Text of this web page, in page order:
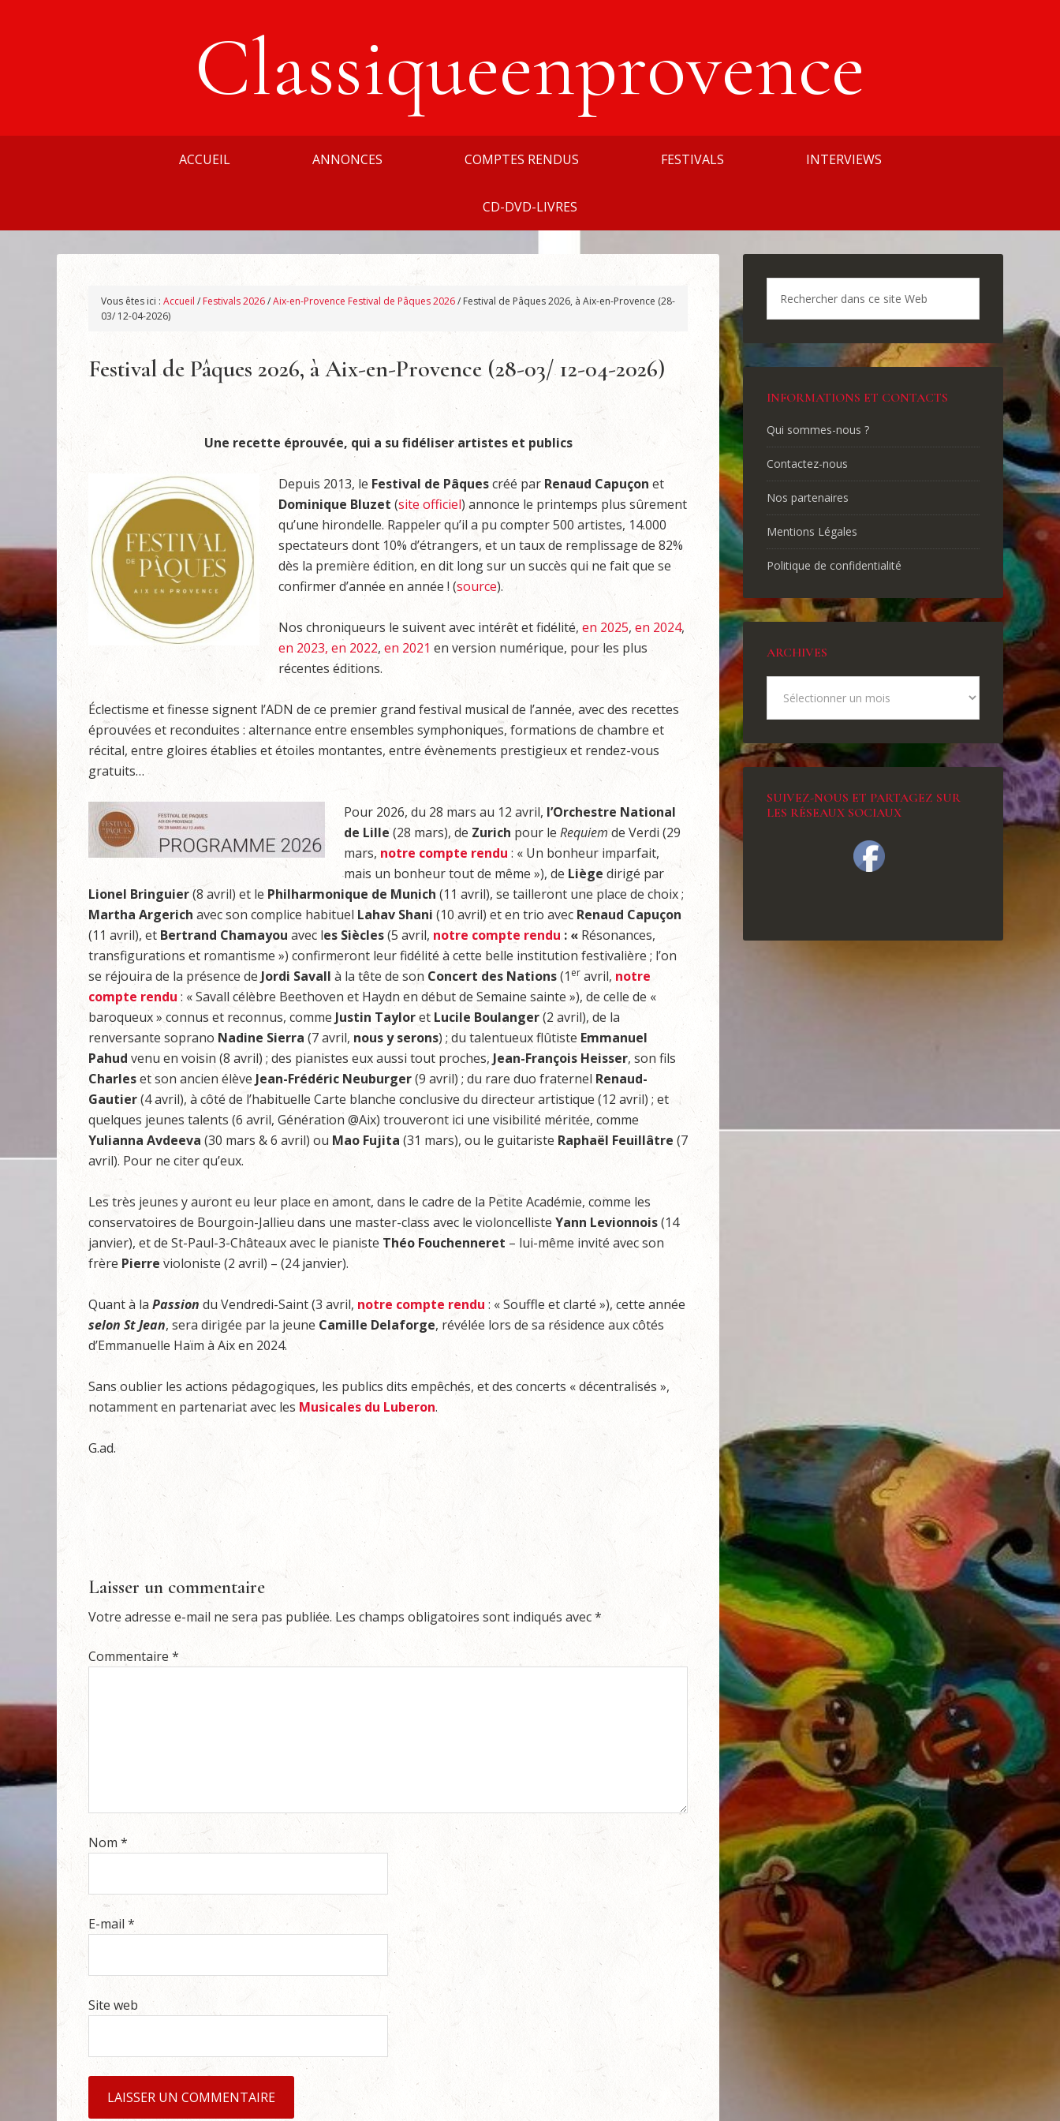
Classiqueenprovence
ACCUEIL ANNONCES COMPTES RENDUS FESTIVALS INTERVIEWS
CD-DVD-LIVRES
Vous êtes ici : Accueil / Festivals 2026/Aix-en-Provence Festival de Pâques 2026/ Festival de Pâques 2026, à Aix-en-Provence (28-
03/ 12-04-2026)
Festival de Pâques 2026, à Aix-en-Provence (28-03/ 12-04-2026)
Une recette éprouvée, qui a su fidéliser artistes et publics
Depuis 2013, le Festival de Pâquescréé par Renaud Capuçon et
Dominique Bluzet (site officiel) annonce le printemps plus sûrement
qu’une hirondelle. Rappeler qu’il a pu compter 500 artistes, 14.000
spectateurs dont 10% d’étrangers, et un taux de remplissage de 82%
dès la première édition, en dit long sur un succès qui ne fait que se
confirmer d’année en année ! (source).
Nos chroniqueurs le suivent avec intérêt et fidélité, en 2025, en 2024,
en 2023, en 2022, en 2021 en version numérique, pour les plus
récentes éditions.
Éclectisme et finesse signent l’ADN de ce premier grand festival musical de l’année, avec des recettes
éprouvées et reconduites : alternance entre ensembles symphoniques, formations de chambre et
récital, entre gloires établies et étoiles montantes, entre évènements prestigieux et rendez-vous
gratuits…
Pour 2026, du 28 mars au 12 avril, l’Orchestre National
de Lille(28 mars), de Zurich pour leRequiem de Verdi (29
mars, notre compte rendu : « Un bonheur imparfait,
mais un bonheur tout de même »), de Liège dirigé par
Lionel Bringuier(8 avril) et le Philharmonique de Munich (11 avril), se tailleront une place de choix ;
Martha Argerich avec son complice habituel Lahav Shani (10 avril) et en trio avec Renaud Capuçon
(11 avril), et Bertrand Chamayou avec les Siècles(5 avril, notre compte rendu: « Résonances,
transfigurations et romantisme ») confirmeront leur fidélité à cette belle institution festivalière ; l’on
se réjouira de la présence de Jordi Savall à la tête de son Concert des Nations(1 er avril, notre
compte rendu : « Savall célèbre Beethoven et Haydn en début de Semaine sainte »), de celle de «
baroqueux » connus et reconnus, comme Justin Tayloret Lucile Boulanger(2 avril), de la
renversante soprano Nadine Sierra (7 avril, nous y serons) ; du talentueux flûtiste Emmanuel
Pahud venu en voisin (8 avril) ; des pianistes eux aussi tout proches, Jean-François Heisser, son fils
Charleset son ancien élève Jean-Frédéric Neuburger(9 avril) ; du rare duo fraternel Renaud-
Gautier(4 avril), à côté de l’habituelle Carte blanche conclusive du directeur artistique (12 avril) ; et
quelques jeunes talents (6 avril, Génération @Aix) trouveront ici une visibilité méritée, comme
Yulianna Avdeeva (30 mars & 6 avril) ou Mao Fujita (31 mars), ou le guitariste Raphaël Feuillâtre (7
avril). Pour ne citer qu’eux.
Les très jeunes y auront eu leur place en amont, dans le cadre de la Petite Académie, comme les
conservatoires de Bourgoin-Jallieu dans une master-class avec le violoncelliste Yann Levionnois(14
janvier), et de St-Paul-3-Châteaux avec le pianiste Théo Fouchenneret – lui-même invité avec son
frère Pierrevioloniste (2 avril) – (24 janvier).
Quant à la Passion du Vendredi-Saint (3 avril, notre compte rendu : « Souffle et clarté »), cette année
selon St Jean, sera dirigée par la jeune Camille Delaforge, révélée lors de sa résidence aux côtés
d’Emmanuelle Haïm à Aix en 2024.
Sans oublier les actions pédagogiques, les publics dits empêchés, et des concerts « décentralisés »,
notamment en partenariat avec les Musicales du Luberon.
G.ad.
Laisser un commentaire
Votre adresse e-mail ne sera pas publiée. Les champs obligatoires sont indiqués avec*
Commentaire *
Nom *
E-mail*
Site web
INFORMATIONS ET CONTACTS
Qui sommes-nous ?
Contactez-nous
Nos partenaires
Mentions Légales
Politique de confidentialité
ARCHIVES
SUIVEZ-NOUS ET PARTAGEZ SUR
LES RÉSEAUX SOCIAUX